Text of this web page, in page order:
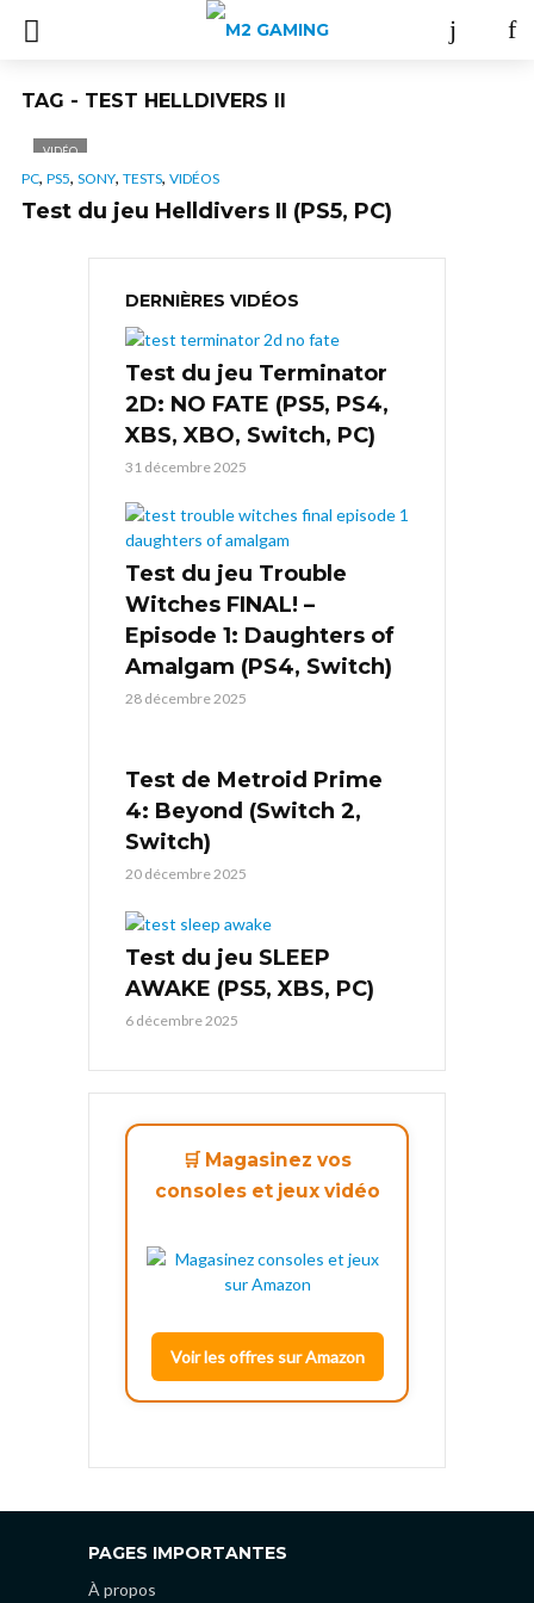
TAG - TEST HELLDIVERS II
VIDÉO
PC, PS5, SONY, TESTS, VIDÉOS
Test du jeu Helldivers II (PS5, PC)
DERNIÈRES VIDÉOS
Test du jeu Terminator
2D: NO FATE (PS5, PS4,
XBS, XBO, Switch, PC)
31 décembre 2025
Test du jeu Trouble
Witches FINAL! –
Episode 1: Daughters of
Amalgam (PS4, Switch)
28 décembre 2025
Test de Metroid Prime
4: Beyond (Switch 2,
Switch)
20 décembre 2025
Test du jeu SLEEP
AWAKE (PS5, XBS, PC)
6 décembre 2025
🛒 Magasinez vos
consoles et jeux vidéo
Voir les offres sur Amazon
PAGES IMPORTANTES
À propos